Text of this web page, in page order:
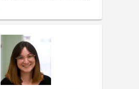
e adolescentes, com
emocional,
como base de
também especialização ...